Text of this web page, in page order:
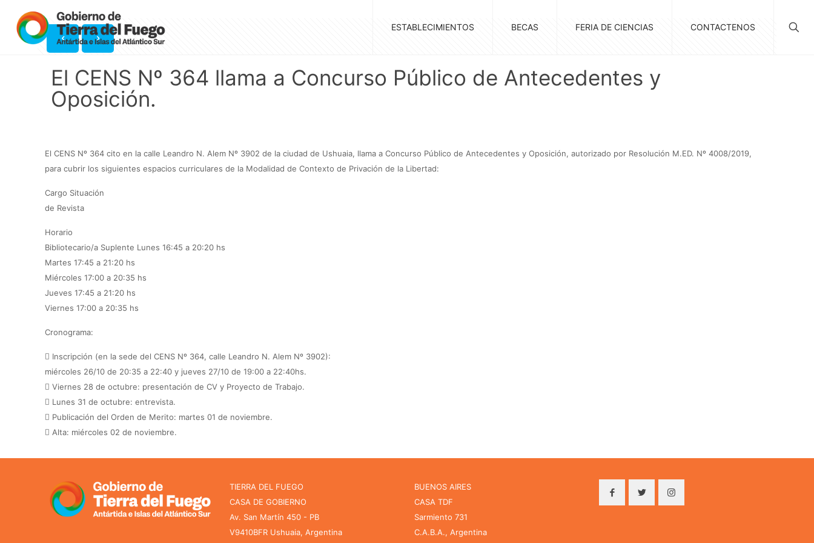
ESTABLECIMIENTOS BECAS FERIA DE CIENCIAS CONTACTENOS
El CENS Nº 364 llama a Concurso Público de Antecedentes y
Oposición.
El CENS Nº 364 cito en la calle Leandro N. Alem Nº 3902 de la ciudad de Ushuaia, llama a Concurso Público de Antecedentes y Oposición, autorizado por Resolución M.ED. Nº 4008/2019,
para cubrir los siguientes espacios curriculares de la Modalidad de Contexto de Privación de la Libertad:
Cargo Situación
de Revista
Horario
Bibliotecario/a Suplente Lunes 16:45 a 20:20 hs
Martes 17:45 a 21:20 hs
Miércoles 17:00 a 20:35 hs
Jueves 17:45 a 21:20 hs
Viernes 17:00 a 20:35 hs
Cronograma:
 Inscripción (en la sede del CENS Nº 364, calle Leandro N. Alem Nº 3902):
miércoles 26/10 de 20:35 a 22:40 y jueves 27/10 de 19:00 a 22:40hs.
 Viernes 28 de octubre: presentación de CV y Proyecto de Trabajo.
 Lunes 31 de octubre: entrevista.
 Publicación del Orden de Merito: martes 01 de noviembre.
 Alta: miércoles 02 de noviembre.
TIERRA DEL FUEGO
CASA DE GOBIERNO
Av. San Martín 450 - PB
V9410BFR Ushuaia, Argentina
BUENOS AIRES
CASA TDF
Sarmiento 731
C.A.B.A., Argentina